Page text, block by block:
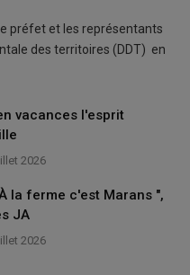
le préfet et les représentants
des territoires (DDT) en
vacances l'esprit
2026
la ferme c'est Marans ",
JA
2026